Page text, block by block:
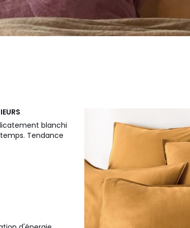
blanchi
Tendance